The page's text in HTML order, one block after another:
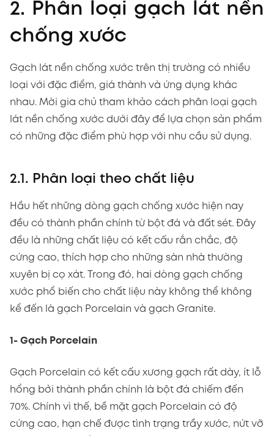
2. Phân loại gạch lát nền
chống xước
Gạch lát nền chống xước trên thị trường có nhiều
loại với đặc điểm, giá thành và ứng dụng khác
nhau. Mời gia chủ tham khảo cách phân loại gạch
lát nền chống xước dưới đây để lựa chọn sản phẩm
có những đặc điểm phù hợp với nhu cầu sử dụng.
2.1. Phân loại theo chất liệu
Hầu hết những dòng gạch chống xước hiện nay
đều có thành phần chính từ bột đá và đất sét. Đây
đều là những chất liệu có kết cấu rắn chắc, độ
cứng cao, thích hợp cho những sàn nhà thường
xuyên bị cọ xát. Trong đó, hai dòng gạch chống
xước phổ biến cho chất liệu này không thể không
kể đến là gạch Porcelain và gạch Granite.
1- Gạch Porcelain
Gạch Porcelain có kết cấu xương gạch rất dày, ít lỗ
hổng bởi thành phần chính là bột đá chiếm đến
70%. Chính vì thế, bề mặt gạch Porcelain có độ
cứng cao, hạn chế được tình trạng trầy xước, nứt vỡ